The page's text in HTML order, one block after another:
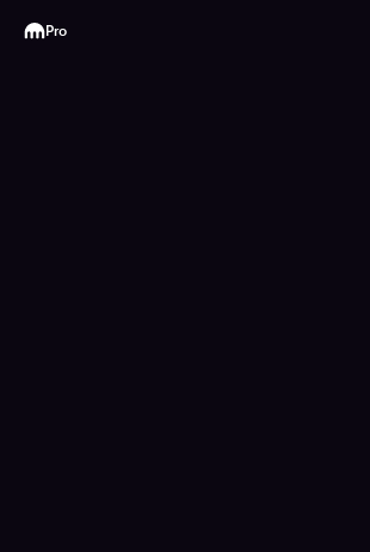
Kraken
Pro